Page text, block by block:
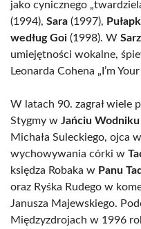
jako cynicznego
(1994), Sara (1997),
według Goi (1998). W
umiejętności wokalne,
Leonarda Cohena „I’m
W latach 90. zagrał wiele
Stygmy w Jańciu Wodniku
Michała Suleckiego, ojca
wychowywania córki w
księdza Robaka w Panu
oraz Ryśka Rudego w
Janusza Majewskiego.
Międzyzdrojach w 1996